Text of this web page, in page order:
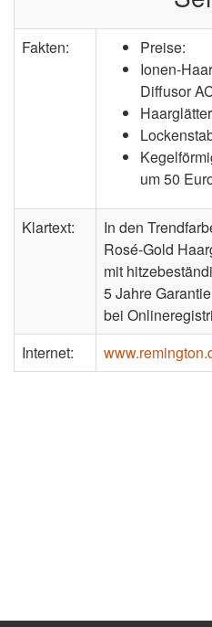
Fakten:
Preise:
Ionen-
Diffusor
um 50
Klartext:
In den
Rosé-Gold
mit
5 Jahre
bei
Internet: